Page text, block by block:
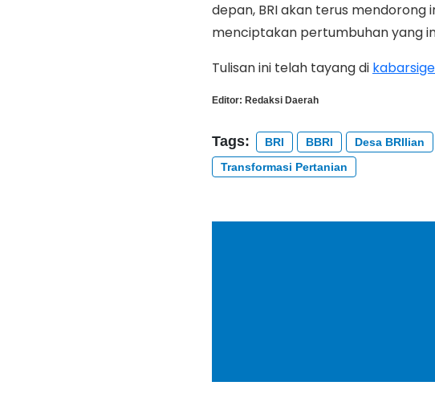
depan, BRI akan terus
menciptakan pertumbuhan yang
Tulisan ini telah tayang di
Editor: Redaksi Daerah
Tags: BRI BBRI Desa BRIlian
Transformasi Pertanian